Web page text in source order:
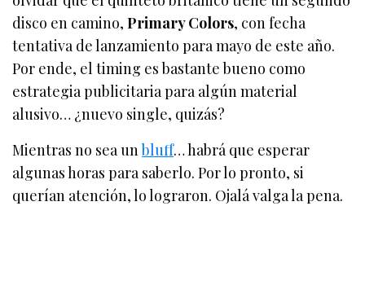
disco en camino,Primary Colors, con fecha
tentativa de lanzamiento para mayo de este año.
Por ende, el timing es bastante bueno como
estrategia publicitaria para algún material
alusivo… ¿nuevo single, quizás?
Mientras no sea unbluff… habrá que esperar
algunas horas para saberlo. Por lo pronto, si
querían atención, lo lograron. Ojalá valga la pena.